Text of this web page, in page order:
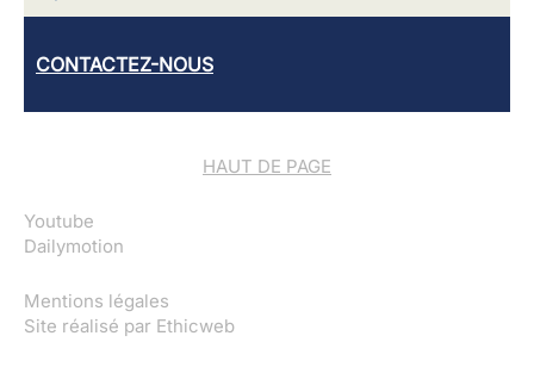
CONTACTEZ-NOUS
HAUT DE PAGE
Youtube
Dailymotion
Mentions légales
Site réalisé par Ethicweb